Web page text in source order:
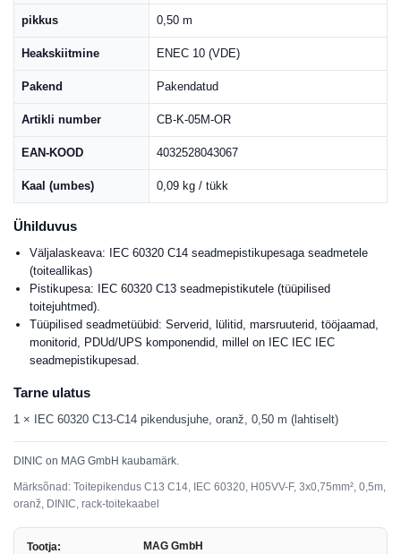
pikkus 0,50 m
Heakskiitmine ENEC 10 (VDE)
Pakend Pakendatud
Artikli number CB-K-05M-OR
EAN-KOOD 4032528043067
Kaal (umbes) 0,09 kg / tükk
Ühilduvus
Väljalaskeava: IEC 60320 C14 seadmepistikupesaga seadmetele
(toiteallikas)
Pistikupesa: IEC 60320 C13 seadmepistikutele (tüüpilised
toitejuhtmed).
Tüüpilised seadmetüübid: Serverid, lülitid, marsruuterid, tööjaamad,
monitorid, PDUd/UPS komponendid, millel on IEC IEC IEC
seadmepistikupesad.
Tarne ulatus
1 × IEC 60320 C13-C14 pikendusjuhe, oranž, 0,50 m (lahtiselt)
DINIC on MAG GmbH kaubamärk.
Märksõnad: Toitepikendus C13 C14, IEC 60320, H05VV-F, 3x0,75mm², 0,5m,
oranž, DINIC, rack-toitekaabel
Tootja:
MAG GmbH